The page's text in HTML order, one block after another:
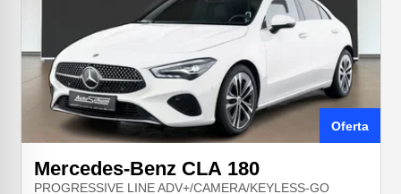
Oferta
Mercedes-Benz CLA 180
PROGRESSIVE LINE ADV+/CAMERA/KEYLESS-GO